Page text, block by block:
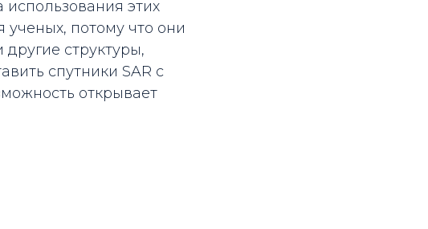
этих
потому что они
другие структуры,
спутники SAR с
открывает